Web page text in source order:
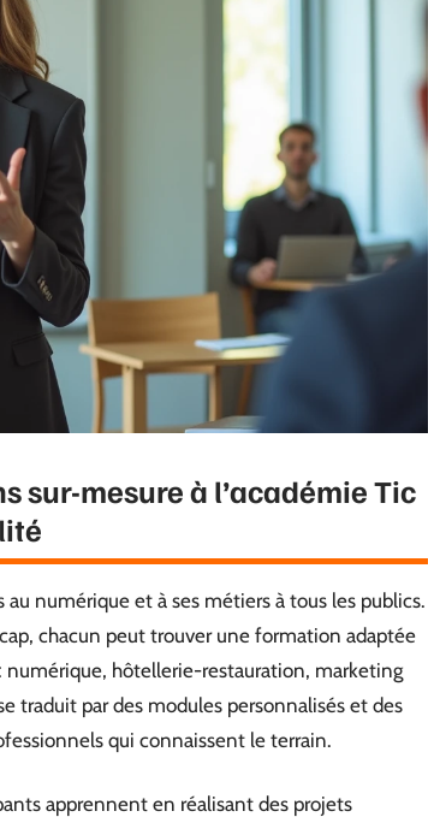
sur-mesure à l’académie Tic
au numérique et à ses métiers à tous les publics.
chacun peut trouver une formation adaptée
numérique, hôtellerie-restauration, marketing
traduit par des modules personnalisés et des
qui connaissent le terrain.
apprennent en réalisant des projets